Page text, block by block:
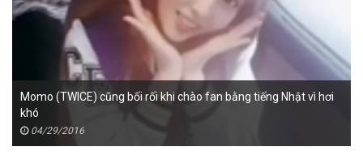
Momo (TWICE) cũng bối rối khi chào fan bằng tiếng Nhật vì hơi
khó
04/29/2016